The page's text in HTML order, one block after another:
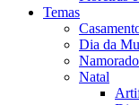
Temas
Dia da
Natal